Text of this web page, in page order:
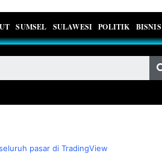
SUMSEL SULAWESI POLITIK BISNIS
pasar di TradingView